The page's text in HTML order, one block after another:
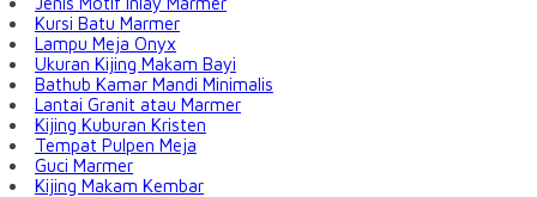
Kursi Batu Marmer
Lampu Meja Onyx
Ukuran Kijing Makam Bayi
Bathub Kamar Mandi Minimalis
Lantai Granit atau Marmer
Kijing Kuburan Kristen
Tempat Pulpen Meja
Guci Marmer
Kijing Makam Kembar